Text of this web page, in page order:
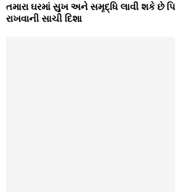
તમારા ઘરમાં સુખ અને સમૃદ્ધિ લાવી શકે છે
રાખવાની સાચી દિશા